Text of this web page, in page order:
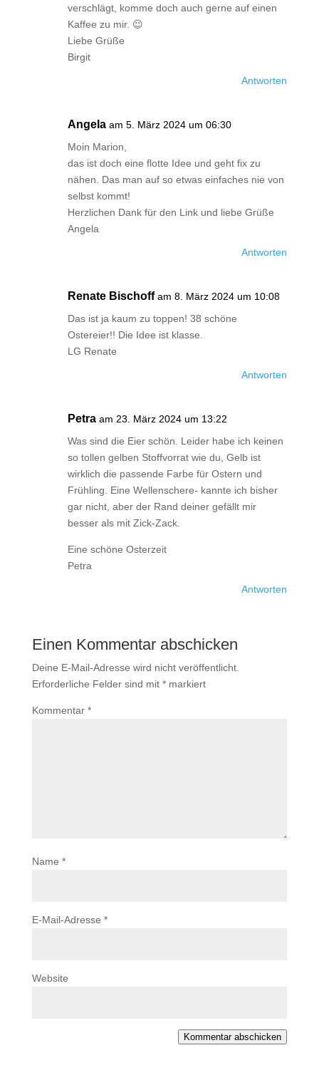
verschlägt, komme doch auch gerne auf einen
Kaffee zu mir. 😉
Liebe Grüße
Birgit
Antworten
Angela am 5. März 2024 um 06:30
Moin Marion,
das ist doch eine flotte Idee und geht fix zu
nähen. Das man auf so etwas einfaches nie von
selbst kommt!
Herzlichen Dank für den Link und liebe Grüße
Angela
Antworten
Renate Bischoff am 8. März 2024 um 10:08
Das ist ja kaum zu toppen! 38 schöne
Ostereier!! Die Idee ist klasse.
LG Renate
Antworten
Petra am 23. März 2024 um 13:22
Was sind die Eier schön. Leider habe ich keinen
so tollen gelben Stoffvorrat wie du, Gelb ist
wirklich die passende Farbe für Ostern und
Frühling. Eine Wellenschere- kannte ich bisher
gar nicht, aber der Rand deiner gefällt mir
besser als mit Zick-Zack.
Eine schöne Osterzeit
Petra
Antworten
Einen Kommentar abschicken
Deine E-Mail-Adresse wird nicht veröffentlicht.
Erforderliche Felder sind mit *markiert
Kommentar *
Name *
E-Mail-Adresse *
Website
Kommentar abschicken